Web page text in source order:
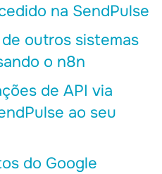
na SendPulse
outros sistemas
o n8n
de API via
ao seu
do Google